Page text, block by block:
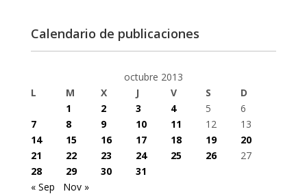
Calendario de publicaciones
octubre 2013
L
M X J V S
D
1
2 3 4 5
6
7
8 9 10 11 12
13
14
15 16 17 18 19
20
21
22 23 24 25 26
27
28
29 30
31
« Sep
Nov »